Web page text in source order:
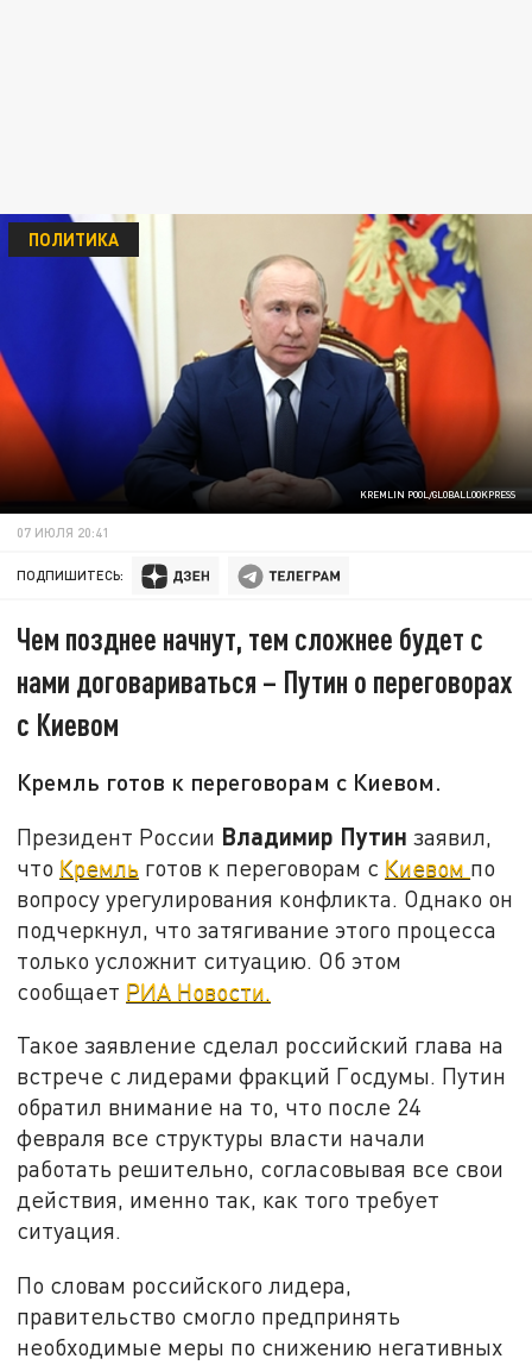
KREMLIN POOL/GLOBALLOOKPRESS
ПОЛИТИКА
07 ИЮЛЯ 20:41
ПОДПИШИТЕСЬ:
Чем позднее начнут, тем сложнее будет с
нами договариваться – Путин о переговорах
с Киевом
Кремль готов к переговорам с Киевом.
Президент России Владимир Путин заявил,
что Кремль готов к переговорам с Киевом по
вопросу урегулирования конфликта. Однако он
подчеркнул, что затягивание этого процесса
только усложнит ситуацию. Об этом
сообщает РИА Новости.
Такое заявление сделал российский глава на
встрече с лидерами фракций Госдумы. Путин
обратил внимание на то, что после 24
февраля все структуры власти начали
работать решительно, согласовывая все свои
действия, именно так, как того требует
ситуация.
По словам российского лидера,
правительство смогло предпринять
необходимые меры по снижению негативных